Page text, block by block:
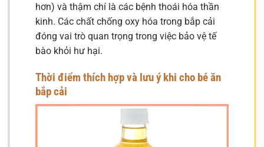
hơn) và thậm chí là các bệnh thoái hóa thần
kinh. Các chất chống oxy hóa trong bắp cải
đóng vai trò quan trọng trong việc bảo vệ tế
bào khỏi hư hại.
Thời điểm thích hợp và lưu ý khi cho bé ăn
bắp cải